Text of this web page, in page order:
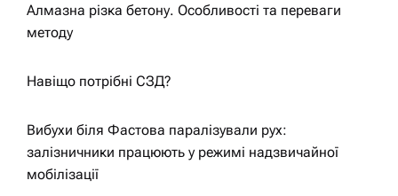
Алмазна різка бетону. Особливості та переваги
методу
Навіщо потрібні СЗД?
Вибухи біля Фастова паралізували рух:
залізничники працюють у режимі надзвичайної
мобілізації